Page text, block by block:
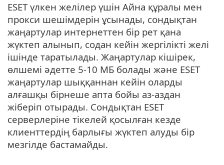
ESET үлкен желілер үшін Айна құралы мен
прокси шешімдерін ұсынады, сондықтан
жаңартулар интернеттен бір рет қана
жүктеп алынып, содан кейін жергілікті желі
ішінде таратылады. Жаңартулар кішірек,
өлшемі әдетте 5-10 МБ болады және ESET
жаңартулар шыққаннан кейін оларды
алғашқы бірнеше апта бойы аз-аздан
жіберіп отырады. Сондықтан ESET
серверлеріне тікелей қосылған кезде
клиенттердің барлығы жүктеп алуды бір
мезгілде бастамайды.